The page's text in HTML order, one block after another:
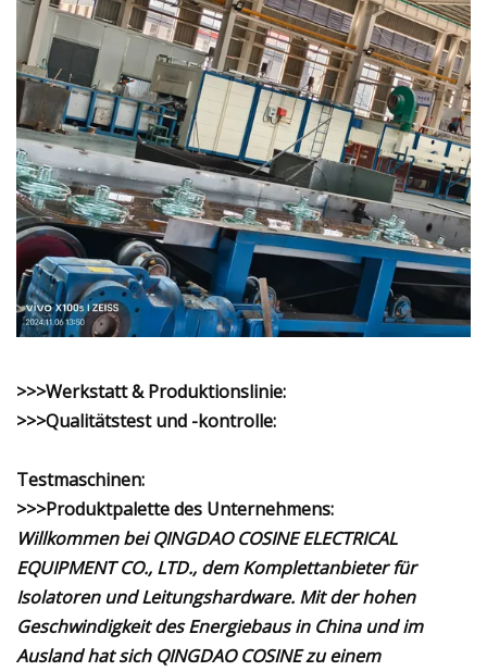
>>>Werkstatt & Produktionslinie:
>>>Qualitätstest und -kontrolle:
Testmaschinen:
>>>Produktpalette des Unternehmens:
Willkommen bei QINGDAO COSINE ELECTRICAL
EQUIPMENT CO., LTD., dem Komplettanbieter für
Isolatoren und Leitungshardware. Mit der hohen
Geschwindigkeit des Energiebaus in China und im
Ausland hat sich QINGDAO COSINE zu einem